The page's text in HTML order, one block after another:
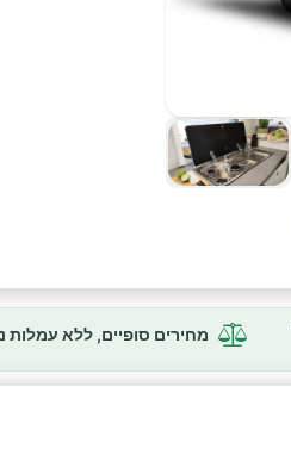
מחירים סופיים, ללא עמלות